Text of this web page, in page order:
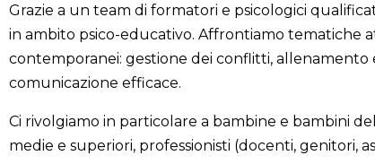
Grazie a un team di formatori e psicologici
in ambito psico-educativo. Affrontiamo tematiche
contemporanei: gestione dei conflitti,
comunicazione efficace.
Ci rivolgiamo in particolare a bambine e bambini
medie e superiori, professionisti (docenti, genitori,